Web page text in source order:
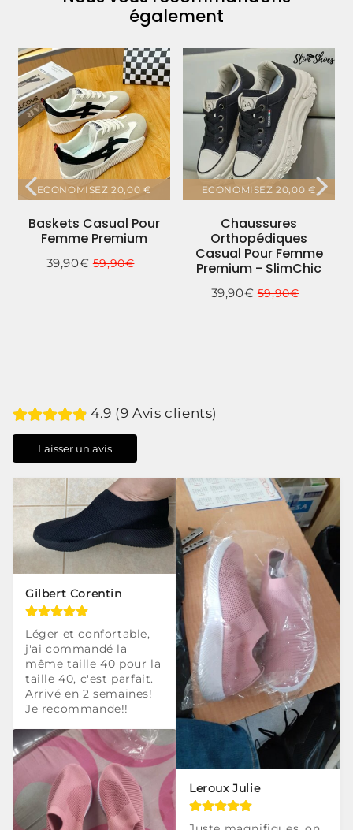
également
ECONOMISEZ 20,00 €
Baskets Casual Pour
Femme Premium
Prix
39,90€ 39,90€
Prix
59,90€59,90€
ECONOMISEZ 20,00 €
Chaussures
Orthopédiques
Casual Pour Femme
Premium - SlimChic
Prix
39,90€ 39,90€
Prix
59,90€59,90€
4.9 (9 Avis clients)
Laisser un avis
Gilbert Corentin
Léger et confortable,
j'ai commandé la
même taille 40 pour la
taille 40, c'est parfait.
Arrivé en 2 semaines!
Je recommande!!
Leroux Julie